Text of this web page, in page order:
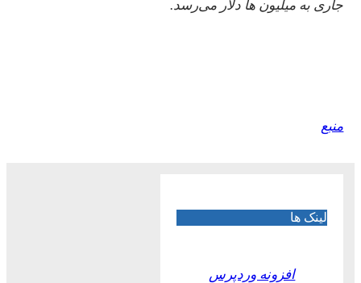
جاری به میلیون ها دلار می‌رسد.
منبع
لینک ها
افزونه وردپرس